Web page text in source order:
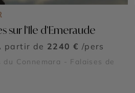
sur l’Ile d’Emeraude
partir de 2240 € /pers
du Connemara - Falaises de